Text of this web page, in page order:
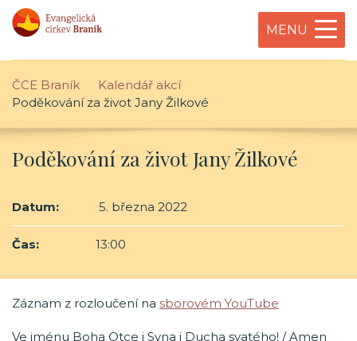
MENU
ČCE Braník
Kalendář akcí
Poděkování za život Jany Žilkové
Poděkování za život Jany Žilkové
Datum: 5. března 2022
Čas: 13:00
Záznam z rozloučení na sborovém YouTube
Ve jménu Boha Otce i Syna i Ducha svatého! / Amen